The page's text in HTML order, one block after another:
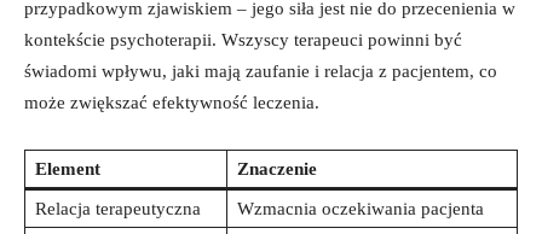
przypadkowym zjawiskiem – jego siła jest nie do przecenienia w
kontekście psychoterapii. Wszyscy terapeuci powinni być
świadomi wpływu, jaki mają zaufanie i relacja z pacjentem, co
może zwiększać efektywność leczenia.
Element Znaczenie
Relacja terapeutyczna Wzmacnia oczekiwania pacjenta